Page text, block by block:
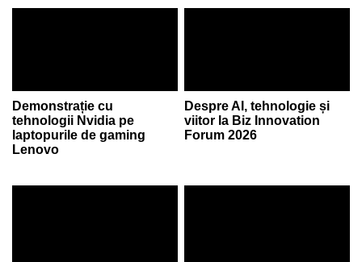
Demonstrație cu
tehnologii Nvidia pe
laptopurile de gaming
Lenovo
Despre AI, tehnologie și
viitor la Biz Innovation
Forum 2026